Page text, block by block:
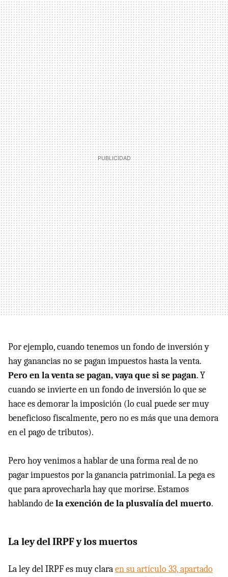
Por ejemplo, cuando tenemos un fondo de inversión y
hay ganancias no se pagan impuestos hasta la venta.
Pero en la venta se pagan, vaya que si se pagan. Y
cuando se invierte en un fondo de inversión lo que se
hace es demorar la imposición (lo cual puede ser muy
beneficioso fiscalmente, pero no es más que una demora
en el pago de tributos).
Pero hoy venimos a hablar de una forma real de no
pagar impuestos por la ganancia patrimonial. La pega es
que para aprovecharla hay que morirse. Estamos
hablando dela exención de la plusvalía del muerto.
La ley del IRPF y los muertos
La ley del IRPF es muy claraen su artículo 33, apartado